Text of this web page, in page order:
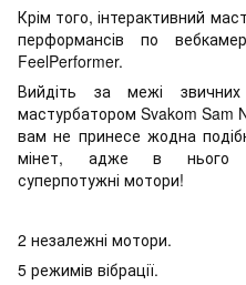
Крім того, інтерактивний
перформансів по
FeelPerformer.
Вийдіть за межі звичних
мастурбатором Svakom Sam
вам не принесе жодна
мінет, адже в нього
суперпотужні мотори!
2 незалежні мотори.
5 режимів вібрації.